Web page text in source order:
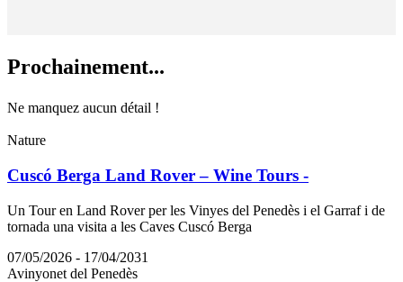
Prochainement...
Ne manquez aucun détail !
Nature
Cuscó Berga Land Rover – Wine Tours -
Un Tour en Land Rover per les Vinyes del Penedès i el Garraf i de
tornada una visita a les Caves Cuscó Berga
07/05/2026 - 17/04/2031
Avinyonet del Penedès